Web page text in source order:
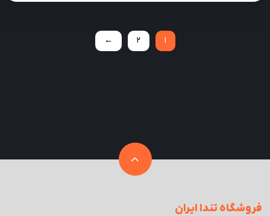
1
2
←
فروشگاه تندا ایران